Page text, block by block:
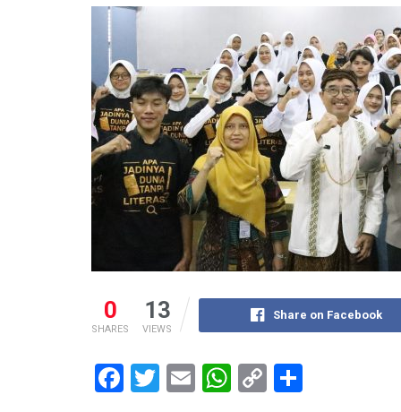
0
SHARES
13
VIEWS
Share on Facebook
F
T
E
W C